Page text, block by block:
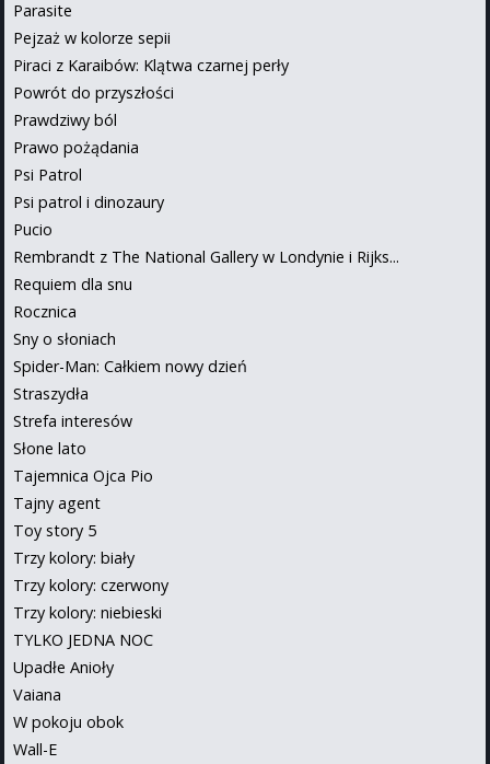
Parasite
Pejzaż w kolorze sepii
Piraci z Karaibów: Klątwa czarnej perły
Powrót do przyszłości
Prawdziwy ból
Prawo pożądania
Psi Patrol
Psi patrol i dinozaury
Pucio
Rembrandt z The National Gallery w Londynie i Rijks...
Requiem dla snu
Rocznica
Sny o słoniach
Spider-Man: Całkiem nowy dzień
Straszydła
Strefa interesów
Słone lato
Tajemnica Ojca Pio
Tajny agent
Toy story 5
Trzy kolory: biały
Trzy kolory: czerwony
Trzy kolory: niebieski
TYLKO JEDNA NOC
Upadłe Anioły
Vaiana
W pokoju obok
Wall-E